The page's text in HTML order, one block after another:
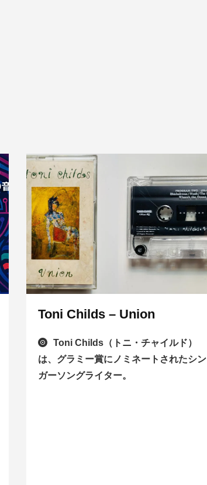
Toni Childs – Union
Toni Childs（トニ・チャイルド）
は、グラミー賞にノミネートされたシン
ガーソングライター。